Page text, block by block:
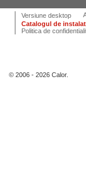
Versiune desktop
Catalogul de
Politica de
© 2006 - 2026 Calor.